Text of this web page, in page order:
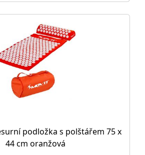
podložka s polštářem 75 x
44 cm oranžová